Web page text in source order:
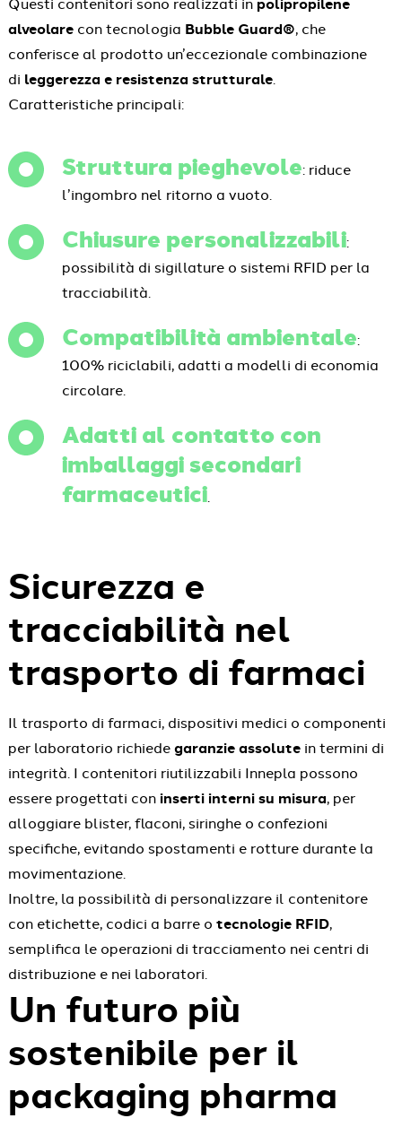
alveolarecon tecnologia Bubble Guard®, che
conferisce al prodotto un’eccezionale combinazione
di leggerezza e resistenza strutturale.
Caratteristiche principali:
Struttura pieghevole: riduce
l’ingombro nel ritorno a vuoto.
Chiusure personalizzabili:
possibilità di sigillature o sistemi RFID per la
tracciabilità.
Compatibilità ambientale:
100% riciclabili, adatti a modelli di economia
circolare.
Adatti al contatto con
imballaggi secondari
farmaceutici.
Sicurezza e
tracciabilità nel
trasporto di farmaci
Il trasporto di farmaci, dispositivi medici o componenti
per laboratorio richiedegaranzie assolutein termini di
integrità. I contenitori riutilizzabili Innepla possono
essere progettati con inserti interni su misura, per
alloggiare blister, flaconi, siringhe o confezioni
specifiche, evitando spostamenti e rotture durante la
movimentazione.
Inoltre, la possibilità di personalizzare il contenitore
con etichette, codici a barre o tecnologie RFID,
semplifica le operazioni di tracciamento nei centri di
distribuzione e nei laboratori.
Un futuro più
sostenibile per il
packaging pharma